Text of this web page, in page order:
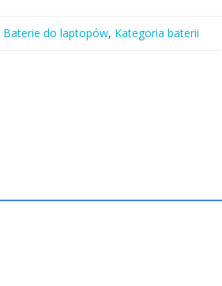
Baterie do laptopów, Kategoria baterii